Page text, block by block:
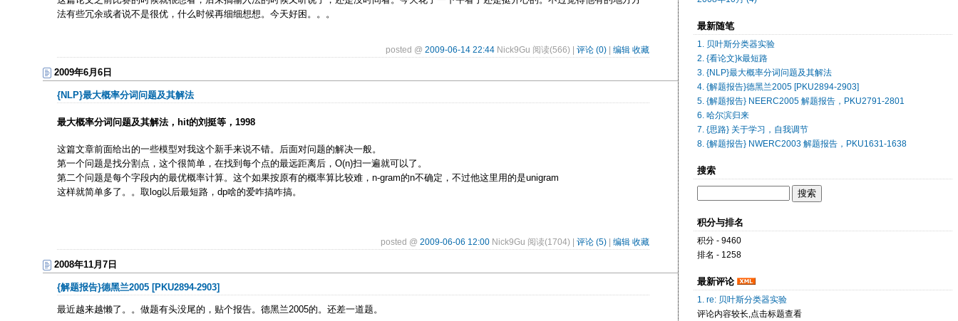
法有些冗余或者说不是很优，什么时候再细细想想。今天好困。。。
posted @ 2009-06-14 22:44Nick9Gu 阅读(566) | 评论 (0)| 编辑 收藏
2009年6月6日
{NLP}最大概率分词问题及其解法
最大概率分词问题及其解法，hit的刘挺等，1998
这篇文章前面给出的一些模型对我这个新手来说不错。后面对问题的解决一般。
第一个问题是找分割点，这个很简单，在找到每个点的最远距离后，O(n)扫一遍就可以了。
第二个问题是每个字段内的最优概率计算。这个如果按原有的概率算比较难，n-gram的n不确定，不过他这里用的是unigram
这样就简单多了。。取log以后最短路，dp啥的爱咋搞咋搞。
posted @ 2009-06-06 12:00Nick9Gu 阅读(1704) | 评论 (5)| 编辑 收藏
2008年11月7日
{解题报告}德黑兰2005 [PKU2894-2903]
最近越来越懒了。。做题有头没尾的，贴个报告。德黑兰2005的。还差一道题。
最新随笔
1. 贝叶斯分类器实验
2. {看论文}k最短路
3. {NLP}最大概率分词问题及其解法
4. {解题报告}德黑兰2005 [PKU2894-2903]
5. {解题报告} NEERC2005 解题报告，PKU2791-2801
6. 哈尔滨归来
7. {思路} 关于学习，自我调节
8. {解题报告} NWERC2003 解题报告，PKU1631-1638
搜索
积分与排名
积分 - 9460
排名 - 1258
最新评论
1. re: 贝叶斯分类器实验
评论内容较长,点击标题查看